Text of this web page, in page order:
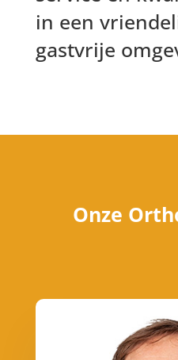
in een
gastvrije
Onze